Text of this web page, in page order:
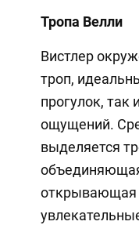
Тропа Велли
Вистлер
троп,
прогулок, так
ощущений.
выделяется
открывающая